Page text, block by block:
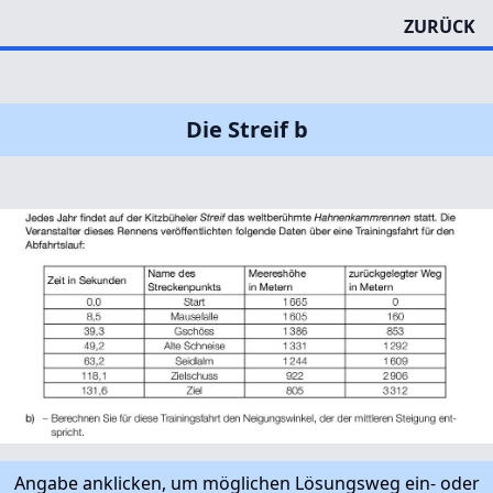
ZURÜCK
Die Streif b
Angabe anklicken, um möglichen Lösungsweg ein- oder